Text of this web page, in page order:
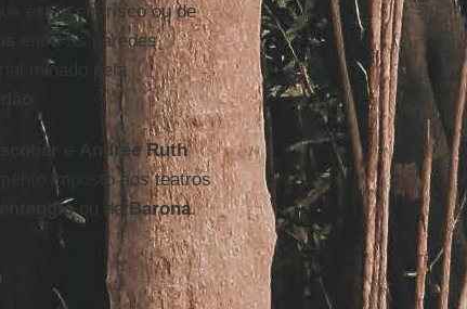
estão em risco ou de
entre as paredes
minado pela
Andrée Ruth
imposto aos teatros
ou deBarona.